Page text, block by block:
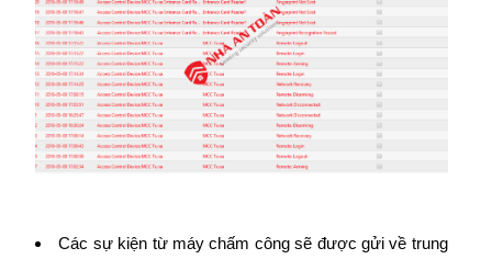
Các sự kiện từ máy chấm công sẽ được gửi về trung